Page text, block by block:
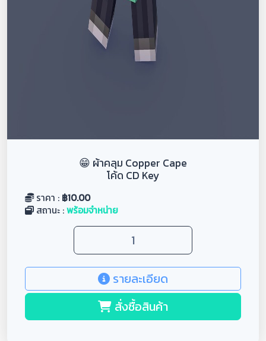
😁 ผ้าคลุม Copper Cape
โค้ด CD Key
ราคา : ฿10.00
สถานะ :พร้อมจำหน่าย
รายละเอียด
สั่งซื้อสินค้า